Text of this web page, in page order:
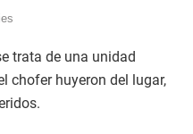
trata de una unidad
chofer huyeron del lugar,